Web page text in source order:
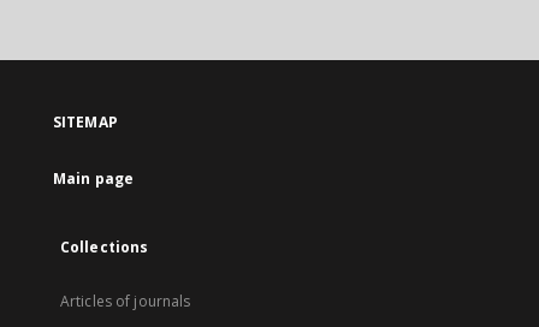
SITEMAP
Main page
Collections
Articles of journals